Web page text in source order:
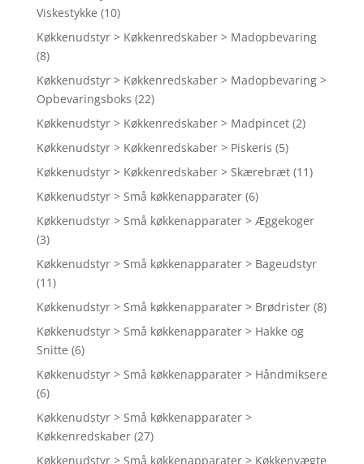
Viskestykke (10)
Køkkenudstyr > Køkkenredskaber > Madopbevaring
(8)
Køkkenudstyr > Køkkenredskaber > Madopbevaring >
Opbevaringsboks (22)
Køkkenudstyr > Køkkenredskaber > Madpincet (2)
Køkkenudstyr > Køkkenredskaber > Piskeris (5)
Køkkenudstyr > Køkkenredskaber > Skærebræt (11)
Køkkenudstyr > Små køkkenapparater (6)
Køkkenudstyr > Små køkkenapparater > Æggekoger
(3)
Køkkenudstyr > Små køkkenapparater > Bageudstyr
(11)
Køkkenudstyr > Små køkkenapparater > Brødrister (8)
Køkkenudstyr > Små køkkenapparater > Hakke og
Snitte (6)
Køkkenudstyr > Små køkkenapparater > Håndmiksere
(6)
Køkkenudstyr > Små køkkenapparater >
Køkkenredskaber (27)
Køkkenudstyr > Små køkkenapparater > Køkkenvægte